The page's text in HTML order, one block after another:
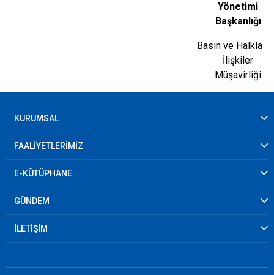
Yönetimi
Başkanlığı
Basın ve Halkla
İlişkiler
Müşavirliği
KURUMSAL
FAALİYETLERİMİZ
E-KÜTÜPHANE
GÜNDEM
İLETİŞİM